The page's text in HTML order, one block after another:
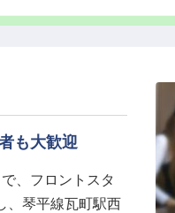
も大歓迎
、フロントスタ
、琴平線瓦町駅西